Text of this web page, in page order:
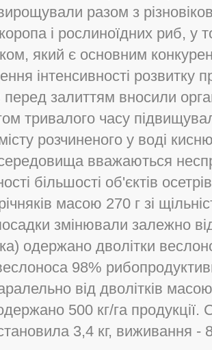
разом з
і рослиноїдних риб, у
який є основним
інтенсивності розвитку
перед залиттям вносили
тривалого часу
розчиненого у воді
вважаються
більшості об'єктів
масою 270 г зі
змінювали залежно
одержано дволітки
98%
від дволітків
500 кг/га продукції.
3,4 кг, виживання -